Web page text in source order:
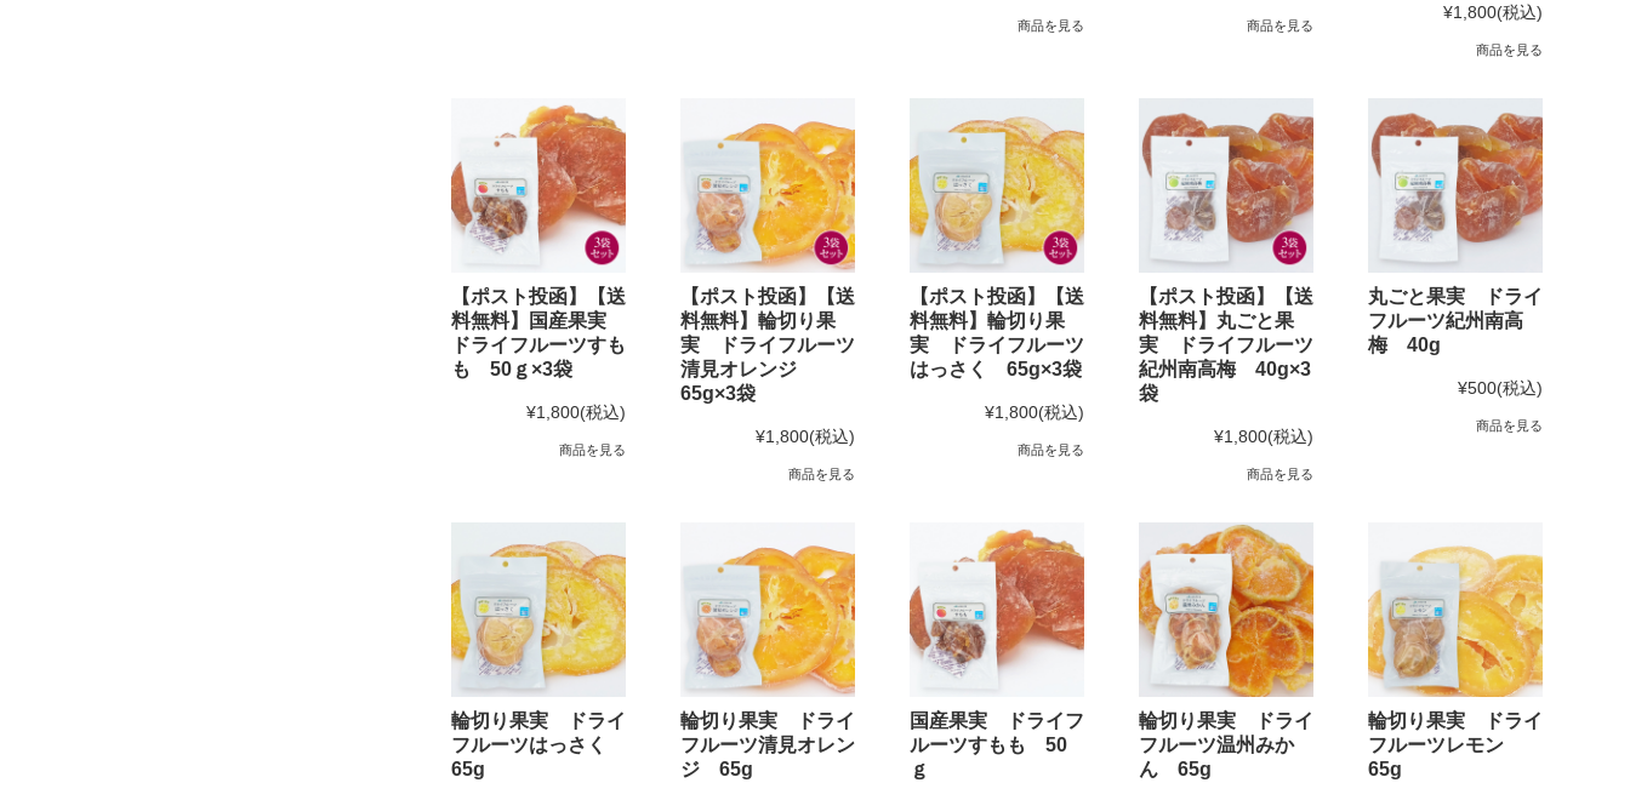
商品を見る 商品を見る
¥1,800(税込)
商品を見る
【ポスト投函】【送
料無料】国産果実
ドライフルーツすも
も 50ｇ×3袋
¥1,800(税込)
商品を見る
【ポスト投函】【送
料無料】輪切り果
実 ドライフルーツ
清見オレンジ
65g×3袋
¥1,800(税込)
商品を見る
【ポスト投函】【送
料無料】輪切り果
実 ドライフルーツ
はっさく 65g×3袋
¥1,800(税込)
商品を見る
【ポスト投函】【送
料無料】丸ごと果
実 ドライフルーツ
紀州南高梅 40g×3
袋
¥1,800(税込)
商品を見る
丸ごと果実 ドライ
フルーツ紀州南高
梅 40g
¥500(税込)
商品を見る
輪切り果実 ドライ
フルーツはっさく
65g
輪切り果実 ドライ
フルーツ清見オレン
ジ 65g
国産果実 ドライフ
ルーツすもも 50
ｇ
輪切り果実 ドライ
フルーツ温州みか
ん 65g
輪切り果実 ドライ
フルーツレモン
65g